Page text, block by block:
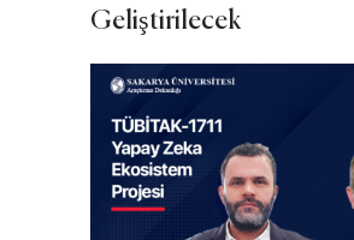
Geliştirilecek